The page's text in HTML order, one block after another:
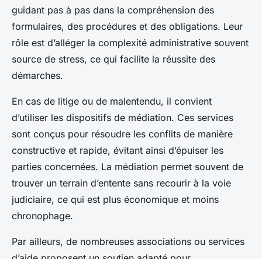
guidant pas à pas dans la compréhension des
formulaires, des procédures et des obligations. Leur
rôle est d’alléger la complexité administrative souvent
source de stress, ce qui facilite la réussite des
démarches.
En cas de litige ou de malentendu, il convient
d’utiliser les dispositifs de médiation. Ces services
sont conçus pour résoudre les conflits de manière
constructive et rapide, évitant ainsi d’épuiser les
parties concernées. La médiation permet souvent de
trouver un terrain d’entente sans recourir à la voie
judiciaire, ce qui est plus économique et moins
chronophage.
Par ailleurs, de nombreuses associations ou services